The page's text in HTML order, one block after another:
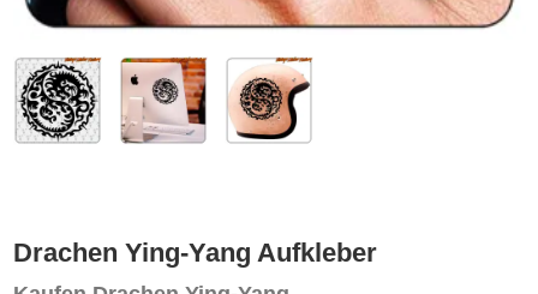
Drachen Ying-Yang Aufkleber